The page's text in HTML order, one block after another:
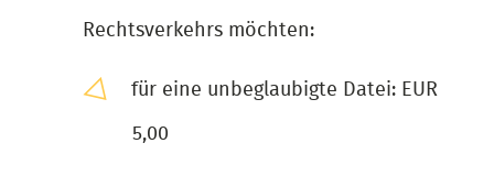
Rechtsverkehrs möchten:
für eine unbeglaubigte Datei: EUR
5,00